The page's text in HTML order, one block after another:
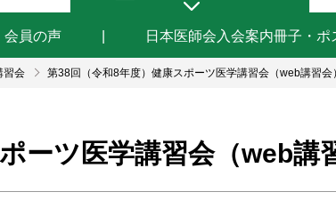
会員の声 日本医師会入会案内冊子・ポ
習会 第38回（令和8年度）健康スポーツ医学講習会（web講習会）
ーツ医学講習会（web講